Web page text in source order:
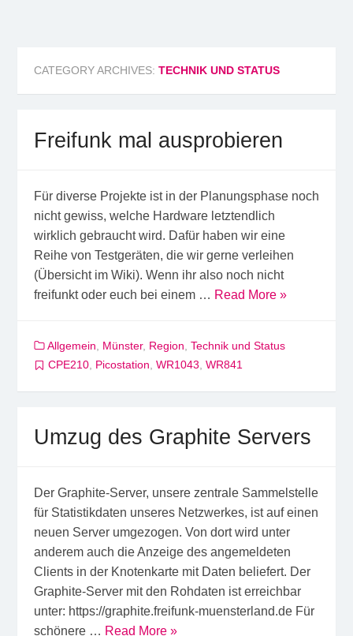
CATEGORY ARCHIVES: TECHNIK UND STATUS
Freifunk mal ausprobieren
Für diverse Projekte ist in der Planungsphase noch
nicht gewiss, welche Hardware letztendlich
wirklich gebraucht wird. Dafür haben wir eine
Reihe von Testgeräten, die wir gerne verleihen
(Übersicht im Wiki). Wenn ihr also noch nicht
freifunkt oder euch bei einem … Read More »
Allgemein, Münster, Region, Technik und Status
CPE210, Picostation, WR1043, WR841
Umzug des Graphite Servers
Der Graphite-Server, unsere zentrale Sammelstelle
für Statistikdaten unseres Netzwerkes, ist auf einen
neuen Server umgezogen. Von dort wird unter
anderem auch die Anzeige des angemeldeten
Clients in der Knotenkarte mit Daten beliefert. Der
Graphite-Server mit den Rohdaten ist erreichbar
unter: https://graphite.freifunk-muensterland.de Für
schönere … Read More »